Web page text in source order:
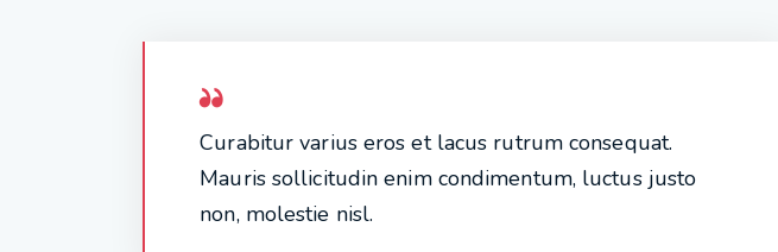
Curabitur varius eros et lacus rutrum consequat.
Mauris sollicitudin enim condimentum, luctus justo
non, molestie nisl.